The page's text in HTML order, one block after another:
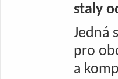
staly
Jedná
pro
a